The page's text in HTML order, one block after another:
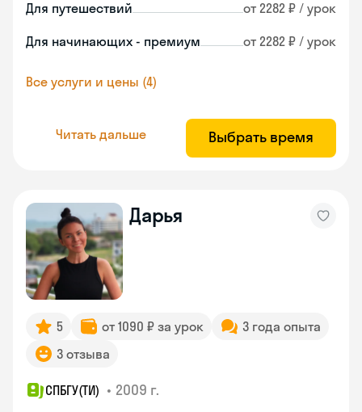
Для путешествий от 2282 ₽ / урок
Для начинающих - премиум от 2282 ₽ / урок
Все услуги и цены (4)
Читать дальше Выбрать время
Дарья
5 от 1090 ₽ за урок
3 года опыта
3 отзыва
СПБГУ(ТИ) • 2009 г.